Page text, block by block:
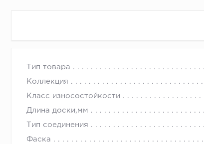
Тип товара
Коллекция
Класс износостойкости
Длина доски,мм
Тип соединения
Фаска
Первый ряд: